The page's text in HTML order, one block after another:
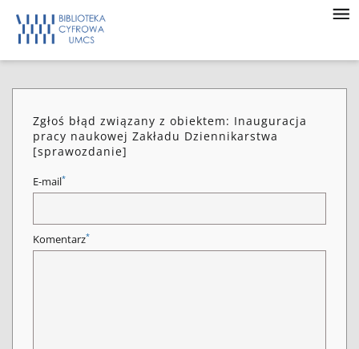
Zgłoś błąd związany z obiektem: Inauguracja
pracy naukowej Zakładu Dziennikarstwa
[sprawozdanie]
E-mail*
Komentarz*